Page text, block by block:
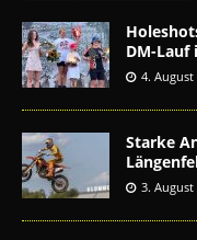
DM-Lauf
4. August
Starke
3. August